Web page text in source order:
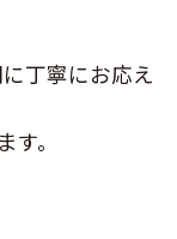
丁寧にお応え
。